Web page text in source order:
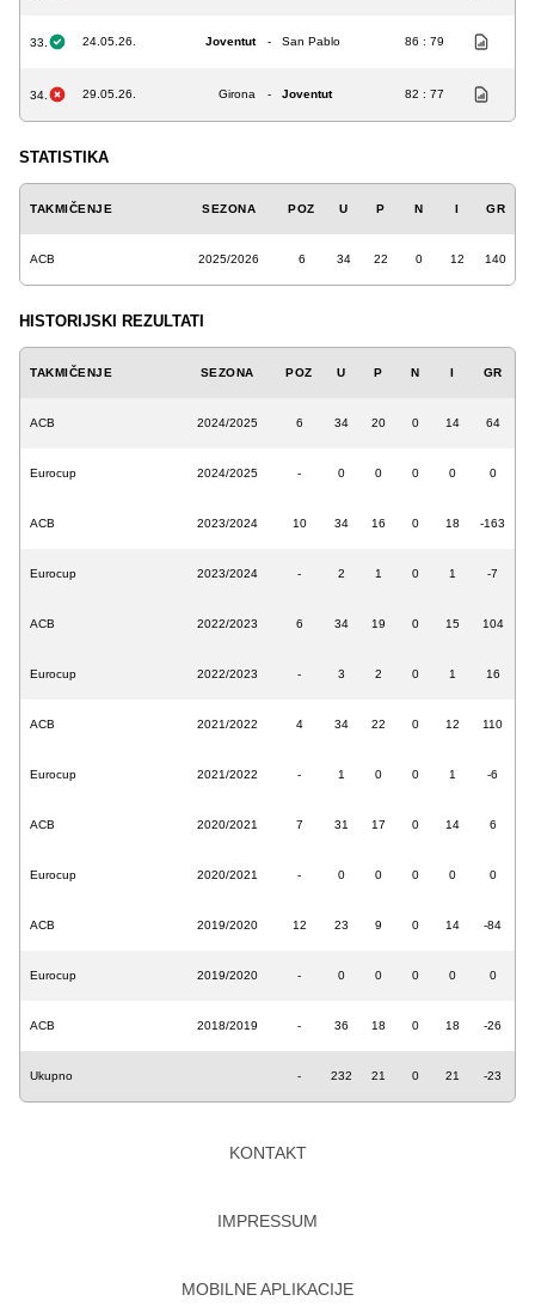
33. 24.05.26. Joventut - San Pablo 86 : 79
34. 29.05.26. Girona - Joventut 82 : 77
STATISTIKA
TAKMIČENJE SEZONA POZ U P N I GR
ACB 2025/2026 6 34 22 0 12 140
HISTORIJSKI REZULTATI
TAKMIČENJE SEZONA POZ U P N I GR
ACB 2024/2025 6 34 20 0 14 64
Eurocup 2024/2025 - 0 0 0 0 0
ACB 2023/2024 10 34 16 0 18 -163
Eurocup 2023/2024 - 2 1 0 1 -7
ACB 2022/2023 6 34 19 0 15 104
Eurocup 2022/2023 - 3 2 0 1 16
ACB 2021/2022 4 34 22 0 12 110
Eurocup 2021/2022 - 1 0 0 1 -6
ACB 2020/2021 7 31 17 0 14 6
Eurocup 2020/2021 - 0 0 0 0 0
ACB 2019/2020 12 23 9 0 14 -84
Eurocup 2019/2020 - 0 0 0 0 0
ACB 2018/2019 - 36 18 0 18 -26
Ukupno - 232 21 0 21 -23
KONTAKT
IMPRESSUM
MOBILNE APLIKACIJE